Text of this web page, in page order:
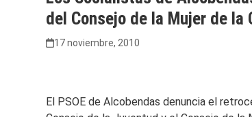
del Consejo de la Mujer de la
17 noviembre, 2010
El PSOE de Alcobendas denuncia el